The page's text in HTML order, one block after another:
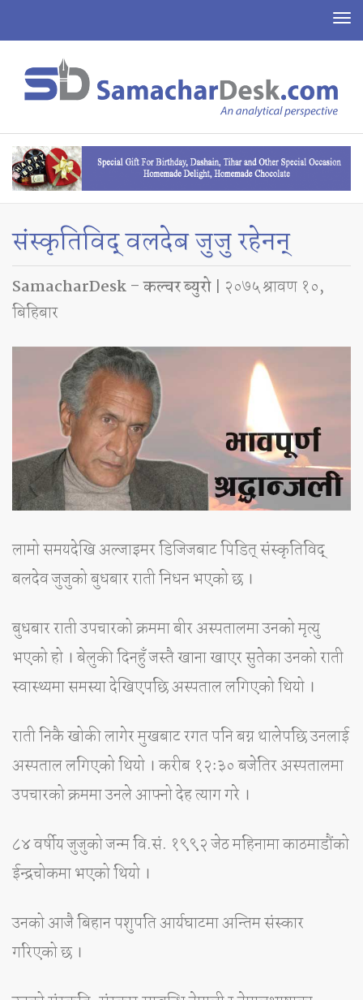
संस्कृतिविद् वलदेब जुजु रहेनन्
SamacharDesk – कल्चर ब्युरो | २०७५ श्रावण १०,
बिहिबार
लामो समयदेखि अल्जाइमर डिजिजबाट पिडित् संस्कृतिविद्
बलदेव जुजुको बुधबार राती निधन भएको छ ।
बुधबार राती उपचारको क्रममा बीर अस्पतालमा उनको मृत्यु
भएको हो । बेलुकी दिनहुँ जस्तै खाना खाएर सुतेका उनको राती
स्वास्थ्यमा समस्या देखिएपछि अस्पताल लगिएको थियो ।
राती निकै खोकी लागेर मुखबाट रगत पनि बग्न थालेपछि उनलाई
अस्पताल लगिएको थियो । करीब १२ः३० बजेतिर अस्पतालमा
उपचारको क्रममा उनले आफ्नो देह त्याग गरे ।
८४ वर्षीय जुजुको जन्म वि.सं. १९९२ जेठ महिनामा काठमाडौंको
ईन्द्रचोकमा भएको थियो ।
उनको आजै बिहान पशुपति आर्यघाटमा अन्तिम संस्कार
गरिएको छ ।